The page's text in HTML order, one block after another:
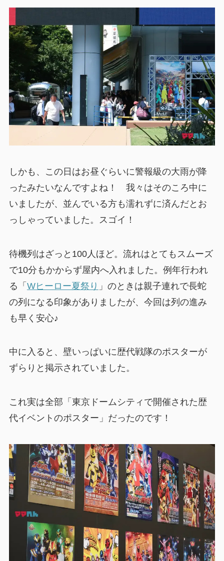
しかも、この日はお昼ぐらいに警報級の大雨が降
ったみたいなんですよね！ 我々はそのころ中に
いましたが、並んでいる方も濡れずに済んだとお
っしゃっていました。スゴイ！
待機列はざっと100人ほど。流れはとてもスムーズ
で10分もかからず屋内へ入れました。例年行われ
る「 Wヒーロー夏祭り 」のときは親子連れで長蛇
の列になる印象がありましたが、今回は列の進み
も早く安心♪
中に入ると、壁いっぱいに歴代戦隊のポスターが
ずらりと掲示されていました。
これ実は全部「東京ドームシティで開催された歴
代イベントのポスター」だったのです！